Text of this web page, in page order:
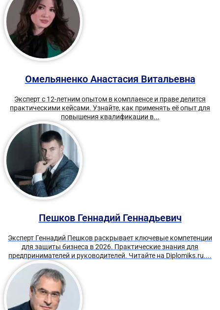
Омельяненко Анастасия Витальевна
Эксперт с 12-летним опытом в комплаенсе и праве делится
практическими кейсами. Узнайте, как применять её опыт для
повышения квалификации в...
Пешков Геннадий Геннадьевич
Эксперт Геннадий Пешков раскрывает ключевые компетенции
для защиты бизнеса в 2026. Практические знания для
предпринимателей и руководителей. Читайте на Diplomiks.ru....